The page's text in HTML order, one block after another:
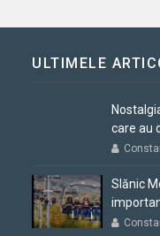
ULTIMELE
care au
Slănic